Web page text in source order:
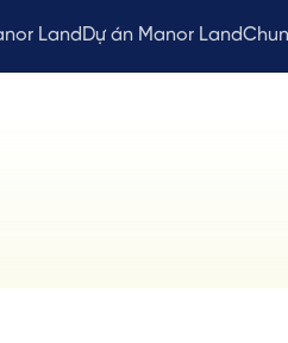
LandDự án Manor Land